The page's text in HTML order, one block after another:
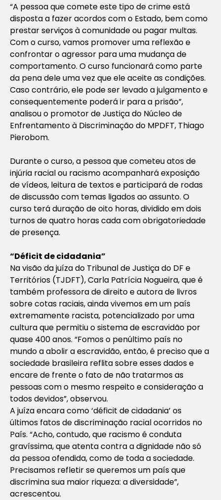
“A pessoa que comete este tipo de crime está
disposta a fazer acordos com o Estado, bem como
prestar serviços à comunidade ou pagar multas.
Com o curso, vamos promover uma reflexão e
confrontar o agressor para uma mudança de
comportamento. O curso funcionará como parte
da pena dele uma vez que ele aceite as condições.
Caso contrário, ele pode ser levado a julgamento e
consequentemente poderá ir para a prisão”,
analisou o promotor de Justiça do Núcleo de
Enfrentamento à Discriminação do MPDFT, Thiago
Pierobom.
Durante o curso, a pessoa que cometeu atos de
injúria racial ou racismo acompanhará exposição
de vídeos, leitura de textos e participará de rodas
de discussão com temas ligados ao assunto. O
curso terá duração de oito horas, dividido em dois
turnos de quatro horas cada com obrigatoriedade
de presença.
“Déficit de cidadania”
Na visão da juíza do Tribunal de Justiça do DF e
Territórios (TJDFT), Carla Patrícia Nogueira, que é
também professora de direito e autora de livros
sobre cotas raciais, ainda vivemos em um país
extremamente racista, potencializado por uma
cultura que permitiu o sistema de escravidão por
quase 400 anos. “Fomos o penúltimo país no
mundo a abolir a escravidão, então, é preciso que a
sociedade brasileira reflita sobre esses dados e
encare de frente o fato de não tratarmos as
pessoas com o mesmo respeito e consideração a
todos devidos”, observou.
A juíza encara como ‘déficit de cidadania’ os
últimos fatos de discriminação racial ocorridos no
País. “Acho, contudo, que racismo é conduta
gravíssima, que atenta contra a dignidade não só
da pessoa ofendida, como de toda a sociedade.
Precisamos refletir se queremos um país que
discrimina sua maior riqueza: a diversidade”,
acrescentou.